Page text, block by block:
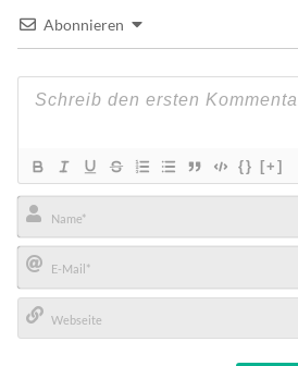
Abonnieren
{} [+]
Name*
E-
Mail*